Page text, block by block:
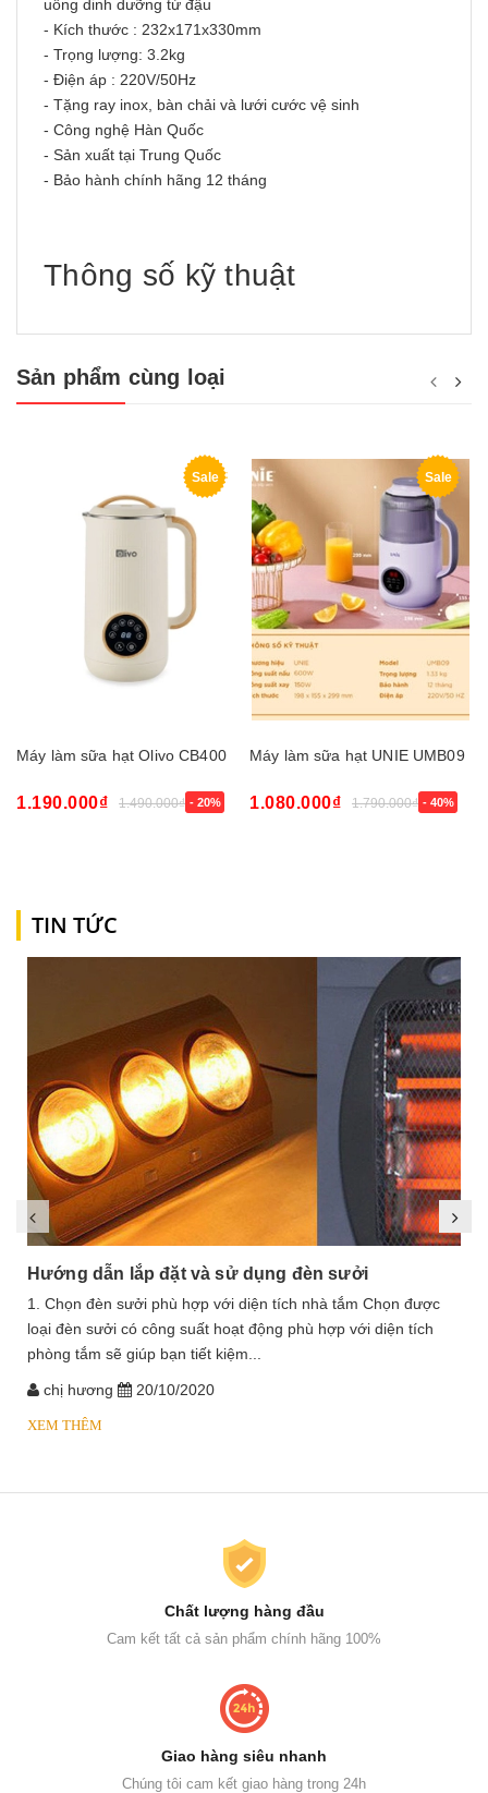
uống dinh dưỡng từ đậu
- Kích thước : 232x171x330mm
- Trọng lượng: 3.2kg
- Điện áp : 220V/50Hz
- Tặng ray inox, bàn chải và lưới cước vệ sinh
- Công nghệ Hàn Quốc
- Sản xuất tại Trung Quốc
- Bảo hành chính hãng 12 tháng
Thông số kỹ thuật
Sản phẩm cùng loại
Sale
Máy làm sữa hạt Olivo CB400
1.190.000₫ 1.490.000₫ - 20%
Sale
Máy làm sữa hạt UNIE UMB09
1.080.000₫ 1.790.000₫ - 40%
TIN TỨC
Hướng dẫn lắp đặt và sử dụng đèn sưởi
1. Chọn đèn sưởi phù hợp với diện tích nhà tắm Chọn được
loại đèn sưởi có công suất hoạt động phù hợp với diện tích
phòng tắm sẽ giúp bạn tiết kiệm...
chị hương 20/10/2020
XEM THÊM
Chất lượng hàng đầu
Cam kết tất cả sản phẩm chính hãng 100%
Giao hàng siêu nhanh
Chúng tôi cam kết giao hàng trong 24h